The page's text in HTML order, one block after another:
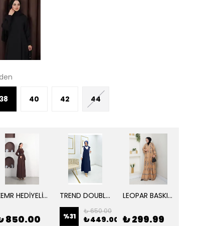
38 40 42 44
KEMR HEDİYELİ KAŞKORSE KOMBİN TERİKATON TREND ELBİSE
850.00
TREND DOUBLE JİLE
%31
₺ 650.00
₺ 449.00
LEOPAR BASKILI OVERİZE ELBİSE
₺ 299.99